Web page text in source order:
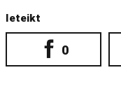
Ieteikt
0